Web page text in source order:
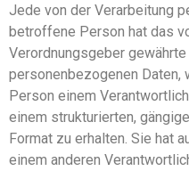
Jede von der Verarbeitung
betroffene Person hat das
Verordnungsgeber
personenbezogenen
Person einem
einem strukturierten,
Format zu erhalten. Sie hat
einem anderen